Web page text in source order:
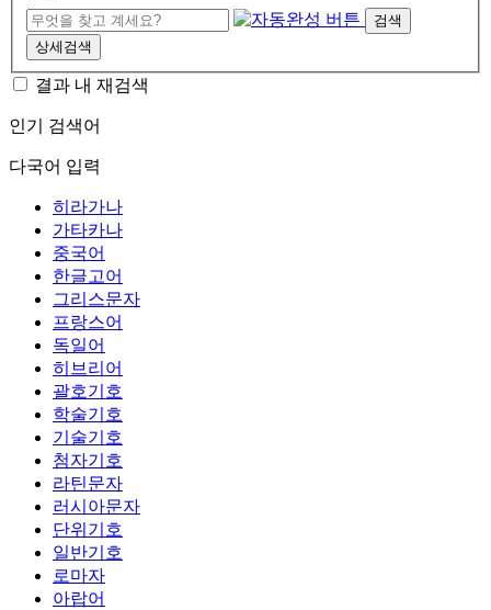
검색
상세검색
결과 내 재검색
인기 검색어
다국어 입력
히라가나
가타카나
중국어
한글고어
그리스문자
프랑스어
독일어
히브리어
괄호기호
학술기호
기술기호
첨자기호
라틴문자
러시아문자
단위기호
일반기호
로마자
아랍어